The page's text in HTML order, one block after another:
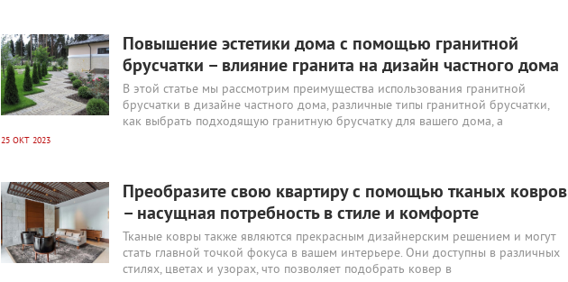
Повышение эстетики дома с помощью гранитной
брусчатки – влияние гранита на дизайн частного дома
В этой статье мы рассмотрим преимущества использования гранитной
брусчатки в дизайне частного дома, различные типы гранитной брусчатки,
как выбрать подходящую гранитную брусчатку для вашего дома, а
25 ОКТ 2023
Преобразите свою квартиру с помощью тканых ковров
– насущная потребность в стиле и комфорте
Тканые ковры также являются прекрасным дизайнерским решением и могут
стать главной точкой фокуса в вашем интерьере. Они доступны в различных
стилях, цветах и узорах, что позволяет подобрать ковер в